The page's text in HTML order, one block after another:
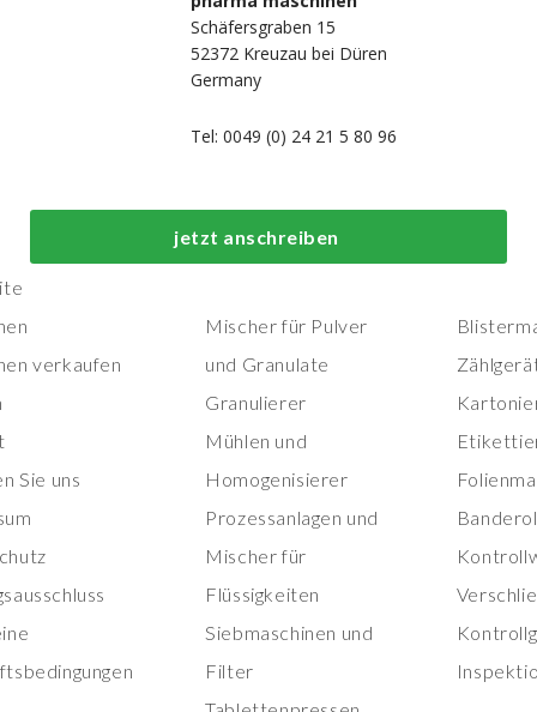
Schäfersgraben 15
52372 Kreuzau bei Düren
Germany
Tel: 0049 (0) 24 21 5 80 96
jetzt anschreiben
verkaufen
Sie uns
Top-Prozess- und
Herstellungsmaschinen
Mischer für Pulver
und Granulate
Granulierer
Mühlen und
Homogenisierer
Prozessanlagen und
Mischer für
Flüssigkeiten
Siebmaschinen und
Filter